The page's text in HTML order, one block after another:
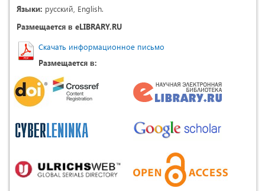
Языки: русский, English.
Размещается в eLIBRARY.RU
Скачать информационное письмо
Размещается в: